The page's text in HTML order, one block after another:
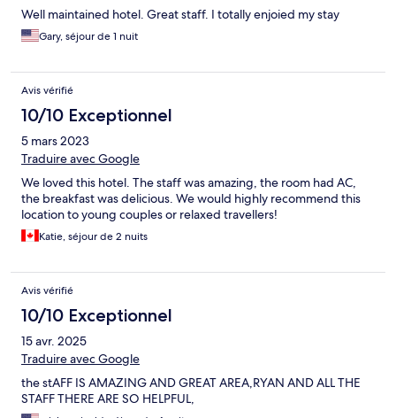
Well maintained hotel. Great staff. I totally enjoied my stay
Gary, séjour de 1 nuit
Avis vérifié
10/10 Exceptionnel
5 mars 2023
Traduire avec Google
We loved this hotel. The staff was amazing, the room had AC,
the breakfast was delicious. We would highly recommend this
location to young couples or relaxed travellers!
Katie, séjour de 2 nuits
Avis vérifié
10/10 Exceptionnel
15 avr. 2025
Traduire avec Google
the stAFF IS AMAZING AND GREAT AREA,RYAN AND ALL THE
STAFF THERE ARE SO HELPFUL,